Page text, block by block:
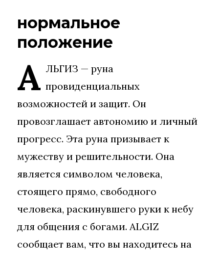
нормальное
положение
А ЛЬГИЗ — руна
провиденциальных
возможностей и защит. Он
провозглашает автономию и личный
прогресс. Эта руна призывает к
мужеству и решительности. Она
является символом человека,
стоящего прямо, свободного
человека, раскинувшего руки к небу
для общения с богами. ALGIZ
сообщает вам, что вы находитесь на